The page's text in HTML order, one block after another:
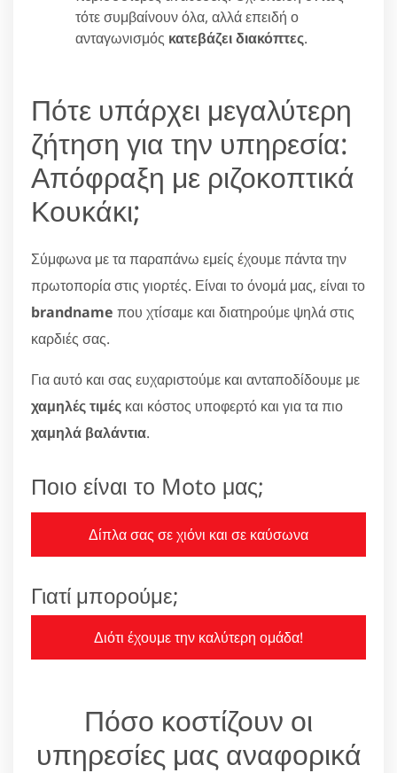
τότε συμβαίνουν όλα, αλλά επειδή ο
ανταγωνισμός κατεβάζει διακόπτες.
Πότε υπάρχει μεγαλύτερη
ζήτηση για την υπηρεσία:
Απόφραξη με ριζοκοπτικά
Κουκάκι;
Σύμφωνα με τα παραπάνω εμείς έχουμε πάντα την
πρωτοπορία στις γιορτές. Είναι το όνομά μας, είναι το
brandname που χτίσαμε και διατηρούμε ψηλά στις
καρδιές σας.
Για αυτό και σας ευχαριστούμε και ανταποδίδουμε με
χαμηλές τιμές και κόστος υποφερτό και για τα πιο
χαμηλά βαλάντια.
Ποιο είναι το Moto μας;
Δίπλα σας σε χιόνι και σε καύσωνα
Γιατί μπορούμε;
Διότι έχουμε την καλύτερη ομάδα!
Πόσο κοστίζουν οι
υπηρεσίες μας αναφορικά